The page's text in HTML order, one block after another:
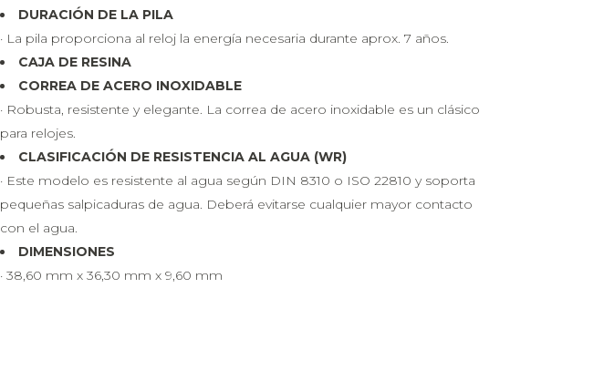
DURACIÓN DE LA PILA
· La pila proporciona al reloj la energía necesaria durante aprox. 7 años.
CAJA DE RESINA
CORREA DE ACERO INOXIDABLE
· Robusta, resistente y elegante. La correa de acero inoxidable es un clásico
para relojes.
CLASIFICACIÓN DE RESISTENCIA AL AGUA (WR)
· Este modelo es resistente al agua según DIN 8310 o ISO 22810 y soporta
pequeñas salpicaduras de agua. Deberá evitarse cualquier mayor contacto
con el agua.
DIMENSIONES
· 38,60 mm x 36,30 mm x 9,60 mm